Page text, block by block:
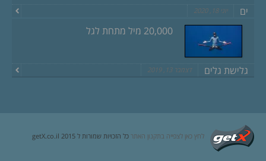
ים יוני 18, 2020
20,000 מיל מתחת לגל
גלישת גלים דצמבר 13, 2019
לחץ כאן לצפייה בתקנון האתר כל הזכויות שמורות ל getX.co.il 2015